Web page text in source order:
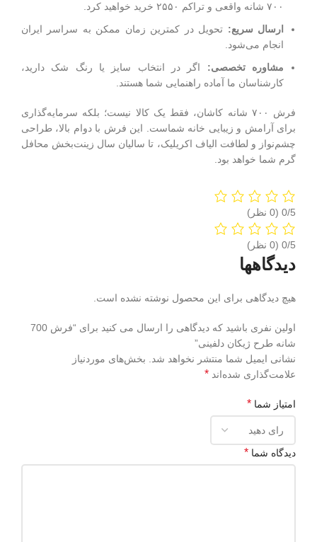
۷۰۰ شانه واقعی و تراکم ۲۵۵۰ خرید خواهید کرد.
ارسال سریع: تحویل در کمترین زمان ممکن به سراسر ایران
انجام می‌شود.
مشاوره تخصصی: اگر در انتخاب سایز یا رنگ شک دارید،
کارشناسان ما آماده راهنمایی شما هستند.
فرش ۷۰۰ شانه کاشان، فقط یک کالا نیست؛ بلکه سرمایه‌گذاری
برای آرامش و زیبایی خانه شماست. این فرش با دوام بالا، طراحی
چشم‌نواز و لطافت الیاف اکریلیک، تا سالیان سال زینت‌بخش محافل
گرم شما خواهد بود.
‫0/5
‫0/5
دیدگاهها
هیچ دیدگاهی برای این محصول نوشته نشده است.
اولین نفری باشید که دیدگاهی را ارسال می کنید برای “فرش 700
شانه طرح ژیکان دلفینی”
نشانی ایمیل شما منتشر نخواهد شد.
بخش‌های موردنیاز
علامت‌گذاری شده‌اند *
امتیاز شما *
دیدگاه شما *